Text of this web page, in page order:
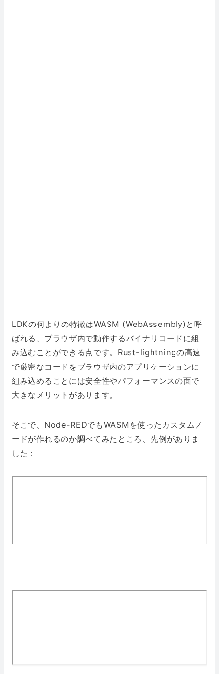
LDKの何よりの特徴はWASM (WebAssembly)と呼
ばれる、ブラウザ内で動作するバイナリコードに組
み込むことができる点です。Rust-lightningの高速
で厳密なコードをブラウザ内のアプリケーションに
組み込めることには安全性やパフォーマンスの面で
大きなメリットがあります。
そこで、Node-REDでもWASMを使ったカスタムノ
ードが作れるのか調べてみたところ、先例がありま
した：